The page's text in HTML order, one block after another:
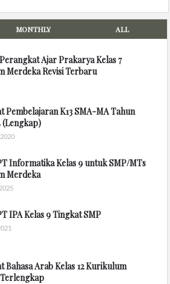
MONTHLY ALL
Ajar Prakarya Kelas 7
Merdeka Revisi Terbaru
Pembelajaran K13 SMA-MA Tahun
(Lengkap)
Informatika Kelas 9 untuk SMP/MTs
Merdeka
IPA Kelas 9 Tingkat SMP
Bahasa Arab Kelas 12 Kurikulum